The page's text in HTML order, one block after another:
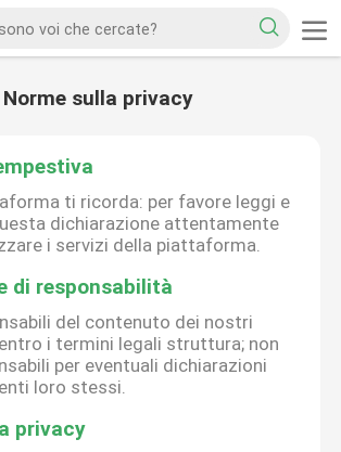
Norme sulla privacy
ti ricorda: per favore leggi e
dichiarazione attentamente
i servizi della piattaforma.
di responsabilità
del contenuto dei nostri
i termini legali struttura; non
per eventuali dichiarazioni
loro stessi.
privacy